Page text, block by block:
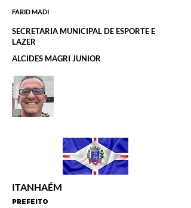
FARID MADI
SECRETARIA MUNICIPAL DE ESPORTE E
LAZER
ALCIDES MAGRI JUNIOR
ITANHAÉM
PREFEITO